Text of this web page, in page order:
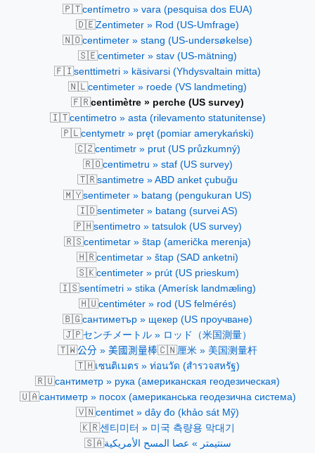
🇵🇹centímetro » vara (pesquisa dos EUA)
🇩🇪Zentimeter » Rod (US-Umfrage)
🇳🇴centimeter » stang (US-undersøkelse)
🇸🇪centimeter » stav (US-mätning)
🇫🇮senttimetri » käsivarsi (Yhdysvaltain mitta)
🇳🇱centimeter » roede (VS landmeting)
🇫🇷centimètre » perche (US survey)
🇮🇹centimetro » asta (rilevamento statunitense)
🇵🇱centymetr » pręt (pomiar amerykański)
🇨🇿centimetr » prut (US průzkumný)
🇷🇴centimetru » staf (US survey)
🇹🇷santimetre » ABD anket çubuğu
🇲🇾sentimeter » batang (pengukuran US)
🇮🇩sentimeter » batang (survei AS)
🇵🇭sentimetro » tatsulok (US survey)
🇷🇸centimetar » štap (američka merenja)
🇭🇷centimetar » štap (SAD anketni)
🇸🇰centimeter » prút (US prieskum)
🇮🇸sentímetri » stika (Amerísk landmæling)
🇭🇺centiméter » rod (US felmérés)
🇧🇬сантиметър » щекер (US проучване)
🇯🇵センチメートル » ロッド（米国測量）
🇹🇼公分 » 美國測量棒🇨🇳厘米 » 美国测量杆
🇹🇭เซนติเมตร » ท่อนวัด (สำรวจสหรัฐ)
🇷🇺сантиметр » рука (американская геодезическая)
🇺🇦сантиметр » посох (американська геодезична система)
🇻🇳centimet » dây đo (khảo sát Mỹ)
🇰🇷센티미터 » 미국 측량용 막대기
🇸🇦سنتيمتر » عصا المسح الأمريكية